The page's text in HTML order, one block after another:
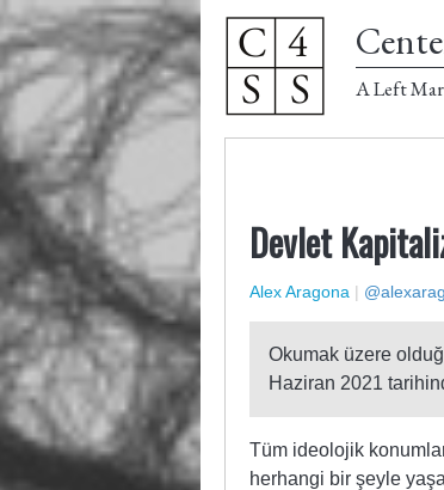
A Left
Devlet
Alex Aragona |
Okumak üzere
Haziran 2021
Tüm ideolojik
herhangi bir şeyle